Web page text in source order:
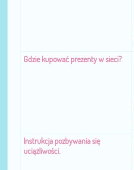
Gdzie kupować prezenty w sieci?
Instrukcja pozbywania się
uciążliwości.